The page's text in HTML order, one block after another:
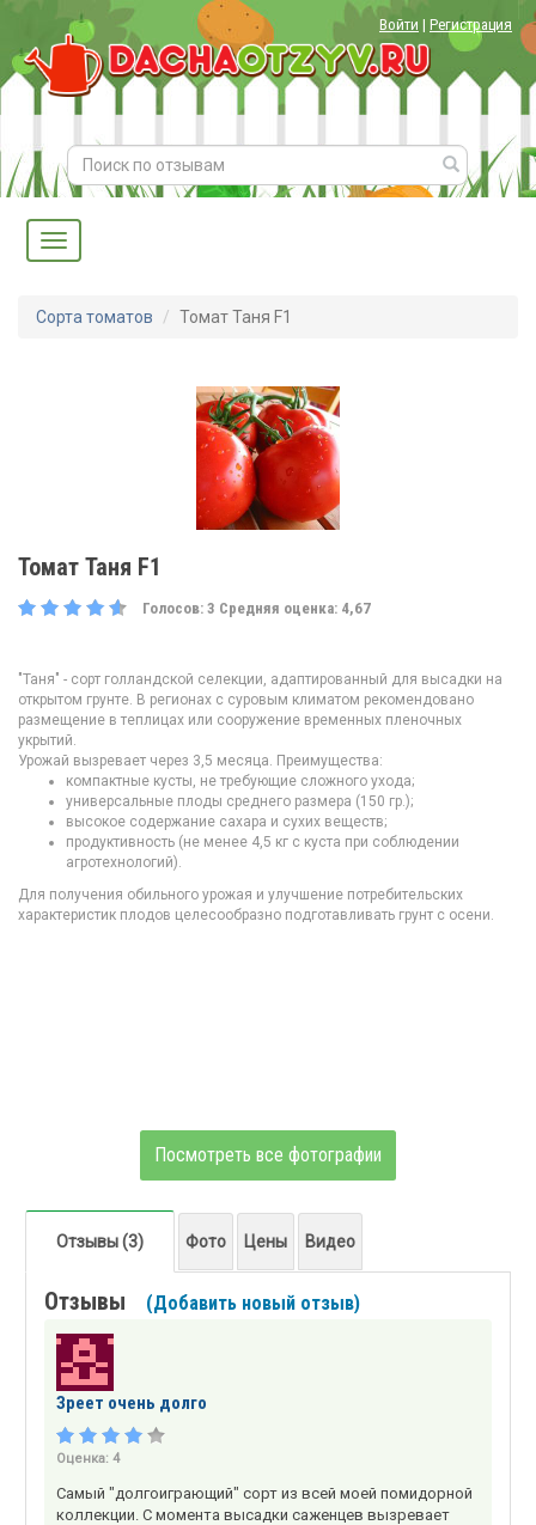
Войти | Регистрация
Сорта томатов Томат Таня F1
Томат Таня F1
Голосов: 3 Средняя оценка: 4,67
"Таня" - сорт голландской селекции, адаптированный для высадки на
открытом грунте. В регионах с суровым климатом рекомендовано
размещение в теплицах или сооружение временных пленочных
укрытий.
Урожай вызревает через 3,5 месяца. Преимущества:
компактные кусты, не требующие сложного ухода;
универсальные плоды среднего размера (150 гр.);
высокое содержание сахара и сухих веществ;
продуктивность (не менее 4,5 кг с куста при соблюдении
агротехнологий).
Для получения обильного урожая и улучшение потребительских
характеристик плодов целесообразно подготавливать грунт с осени.
Посмотреть все фотографии
Отзывы (3) Фото Цены Видео
Отзывы (Добавить новый отзыв)
Зреет очень долго
Оценка: 4
Самый "долгоиграющий" сорт из всей моей помидорной
коллекции. С момента высадки саженцев вызревает